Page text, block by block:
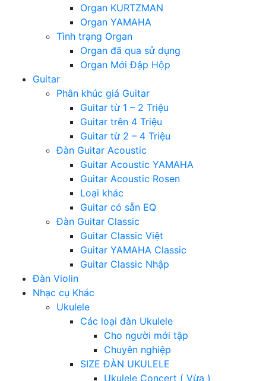
Organ KURTZMAN
Organ YAMAHA
Tình trạng Organ
Organ đã qua sử dụng
Organ Mới Đập Hộp
Guitar
Phân khúc giá Guitar
Guitar từ 1 – 2 Triệu
Guitar trên 4 Triệu
Guitar từ 2 – 4 Triệu
Đàn Guitar Acoustic
Guitar Acoustic YAMAHA
Guitar Acoustic Rosen
Loại khác
Guitar có sẵn EQ
Đàn Guitar Classic
Guitar Classic Việt
Guitar YAMAHA Classic
Guitar Classic Nhập
Đàn Violin
Nhạc cụ Khác
Ukulele
Các loại đàn Ukulele
Cho người mới tập
Chuyên nghiệp
SIZE ĐÀN UKULELE
Ukulele Concert ( Vừa )